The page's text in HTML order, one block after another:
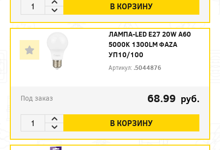
В КОРЗИНУ
ЛАМПА-LED E27 20W A60
5000K 1300LM ФАZА
УП10/100
Артикул: .5044876
Под заказ 68.99 руб.
В КОРЗИНУ